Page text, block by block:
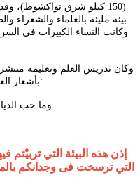
(150 كيلو شرق نواكشوط)،
بيئة مليئة بالعلماء والشعراء
وكانت النساء الكبيرات فى
وكان تدريس العلم وتعليمه
بأشعار العرب ويرددون مع صوت الربابة قول الشاعر:
وما حب
إذن هذه البيئة التي تربيْتم
التي ترسخت فى وجدانكم